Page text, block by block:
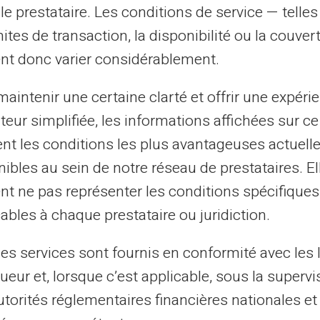
sans contact est-il
de paiements
opération de
Mastercard® Sans
Une touche, un
paiement
Pas de problème de
facturation ou de débit
prestataire. Les conditions de service —
de transaction, la disponibilité ou la
donc varier considérablement.
une certaine clarté et offrir une
simplifiée, les informations affichées sur
les conditions les plus avantageuses
au sein de notre réseau de prestataires.
ne pas représenter les conditions spécifiques
à chaque prestataire ou juridiction.
services sont fournis en conformité avec les
et, lorsque c’est applicable, sous la
réglementaires financières nationales et